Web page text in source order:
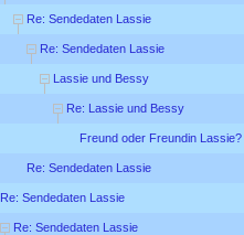
Re: Sendedaten Lassie
Re: Sendedaten Lassie
Lassie und Bessy
Re: Lassie und Bessy
Freund oder Freundin Lassie?
Re: Sendedaten Lassie
Re: Sendedaten Lassie
Re: Sendedaten Lassie